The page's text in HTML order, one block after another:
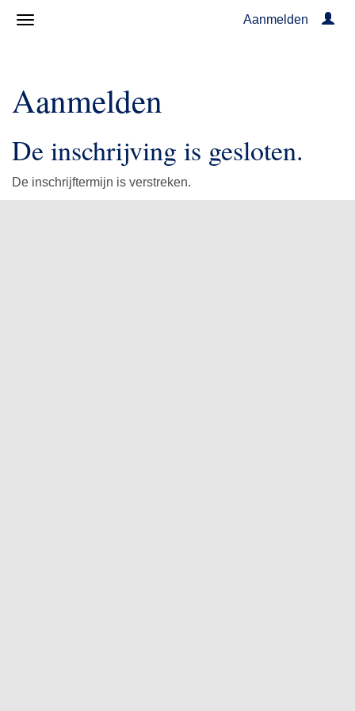
Aanmelden
Aanmelden
De inschrijving is gesloten.
De inschrijftermijn is verstreken.